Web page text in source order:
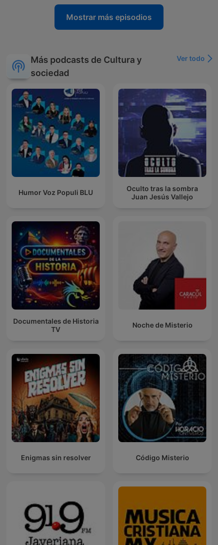
Mostrar más episodios
Más podcasts de Cultura y
sociedad
Ver todo
Humor Voz Populi BLU
Oculto tras la sombra
Juan Jesús Vallejo
Documentales de Historia
TV
Noche de Misterio
Enigmas sin resolver Código Misterio